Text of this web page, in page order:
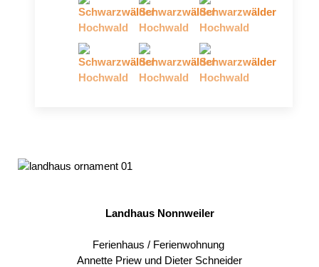
Landhaus Nonnweiler
Ferienhaus / Ferienwohnung
Annette Priew und Dieter Schneider